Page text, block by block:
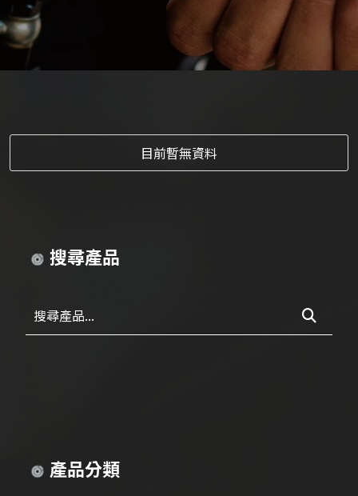
搜尋產品
產品分類
目前暫無資料